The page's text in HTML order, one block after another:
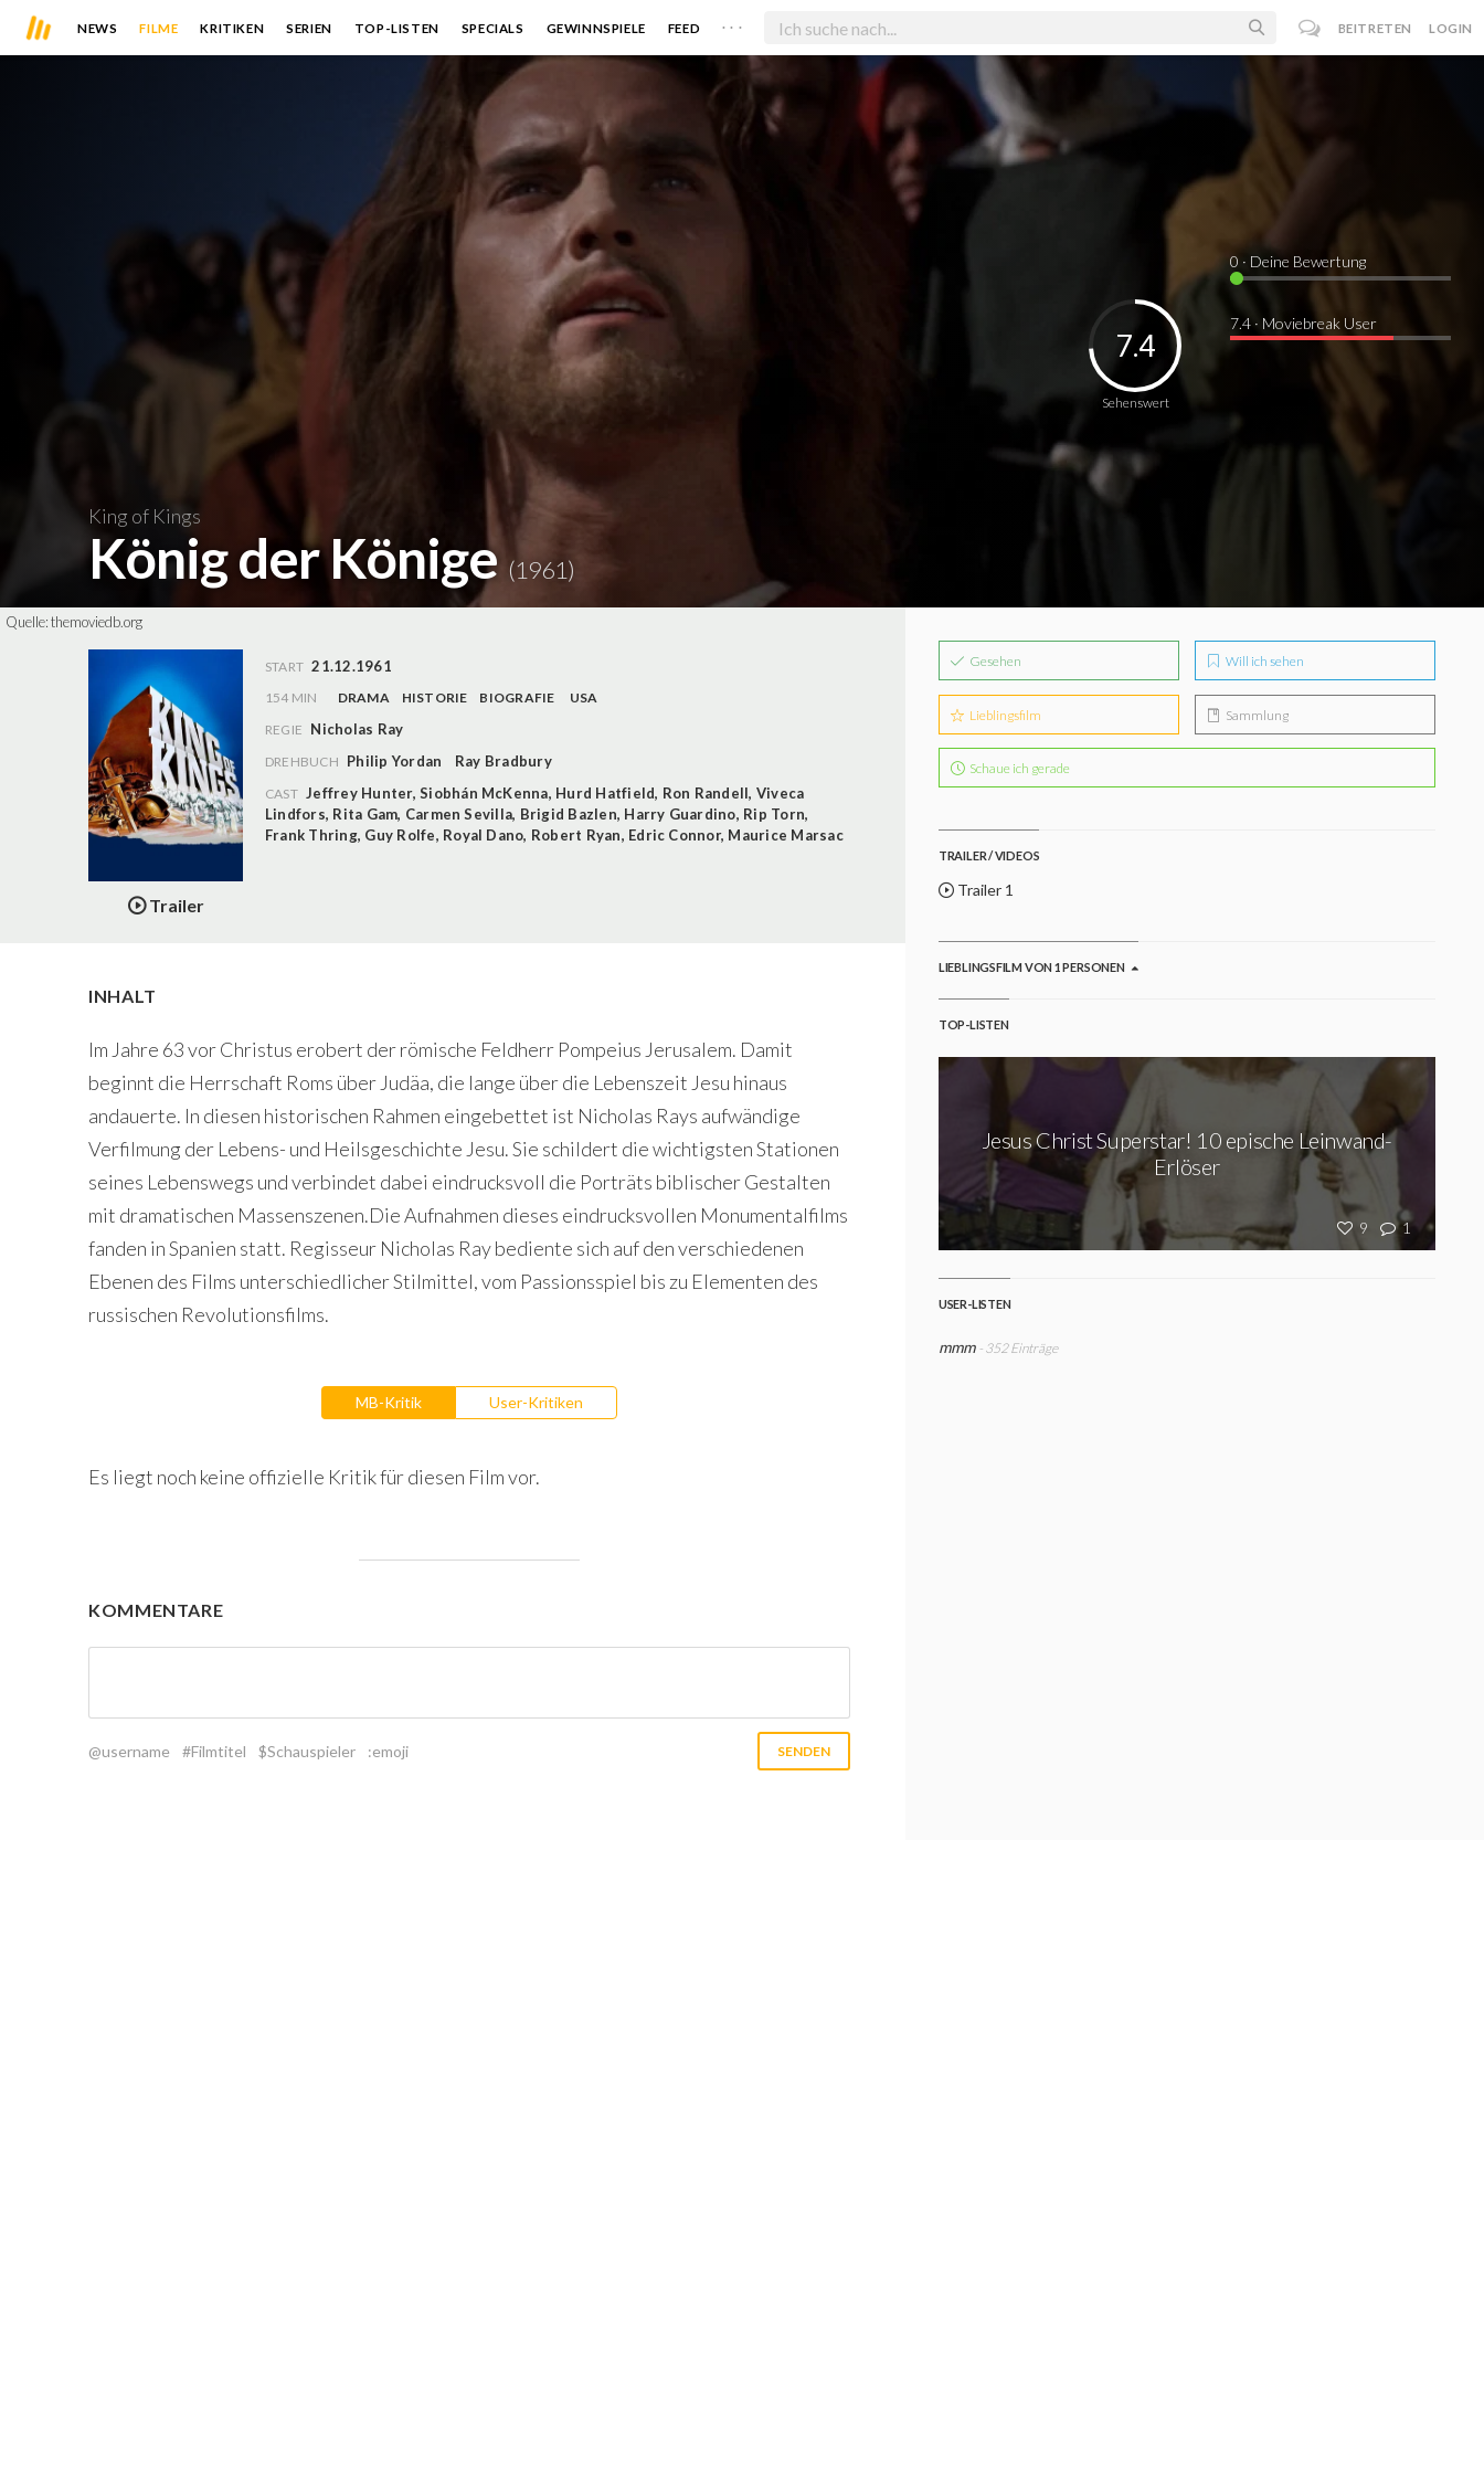
NEWS FILME KRITIKEN SERIEN TOP-LISTEN SPECIALS GEWINNSPIELE FEED . . . BEITRETEN LOGIN
King of Kings
König der Könige(1961)
Sehenswert
7.4
0 · Deine Bewertung
7.4 · Moviebreak User
Quelle:themoviedb.org
Trailer
START 21.12.1961
154 MIN DRAMA HISTORIE BIOGRAFIE
USA
REGIE Nicholas Ray
DREHBUCH Philip Yordan Ray Bradbury
CAST Jeffrey Hunter,Siobhán McKenna, Hurd Hatfield, Ron Randell, Viveca
Lindfors, Rita Gam, Carmen Sevilla, Brigid Bazlen, Harry Guardino, Rip Torn,
Frank Thring, Guy Rolfe, Royal Dano, Robert Ryan, Edric Connor, Maurice Marsac
INHALT
Im Jahre 63 vor Christus erobert der römische Feldherr Pompeius Jerusalem. Damit
beginnt die Herrschaft Roms über Judäa, die lange über die Lebenszeit Jesu hinaus
andauerte. In diesen historischen Rahmen eingebettet ist Nicholas Rays aufwändige
Verfilmung der Lebens- und Heilsgeschichte Jesu. Sie schildert die wichtigsten Stationen
seines Lebenswegs und verbindet dabei eindrucksvoll die Porträts biblischer Gestalten
mit dramatischen Massenszenen.Die Aufnahmen dieses eindrucksvollen Monumentalfilms
fanden in Spanien statt. Regisseur Nicholas Ray bediente sich auf den verschiedenen
Ebenen des Films unterschiedlicher Stilmittel, vom Passionsspiel bis zu Elementen des
russischen Revolutionsfilms.
MB-Kritik User-Kritiken
Es liegt noch keine offizielle Kritik für diesen Film vor.
KOMMENTARE
@username #Filmtitel $Schauspieler :emoji
Gesehen Will ich sehen
Lieblingsfilm Sammlung
Schaue ich gerade
TRAILER / VIDEOS
Trailer 1
LIEBLINGSFILM VON 1 PERSONEN
TOP-LISTEN
9 1
Jesus Christ Superstar! 10 epische Leinwand-
Erlöser
USER-LISTEN
mmm - 352 Einträge